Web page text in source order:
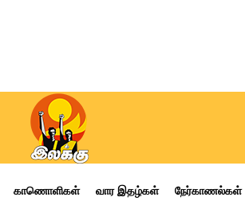
காணொளிகள் வார இதழ்கள் நேர்காணல்கள்